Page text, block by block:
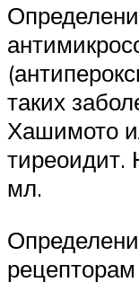
таких
Хашимото
мл.